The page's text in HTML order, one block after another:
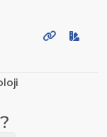
PLATFORMU